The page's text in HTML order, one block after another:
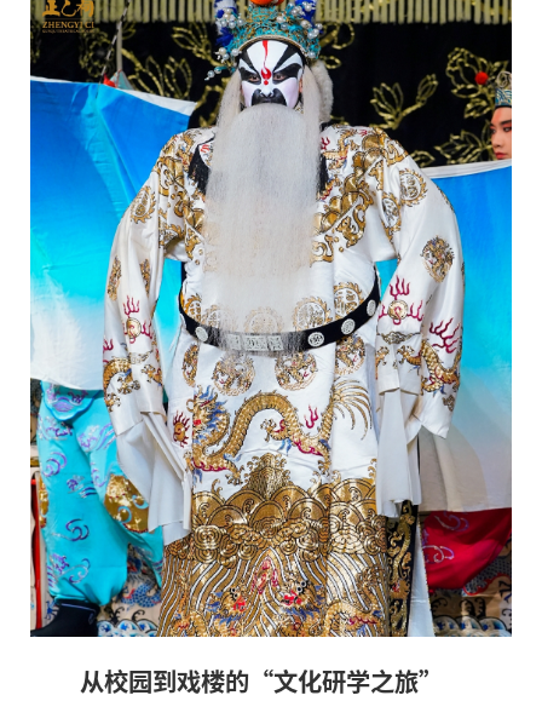
从校园到戏楼的“文化研学之旅”